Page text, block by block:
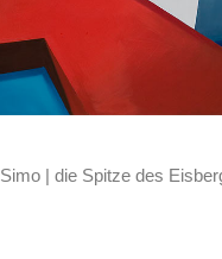
Simo | die Spitze des